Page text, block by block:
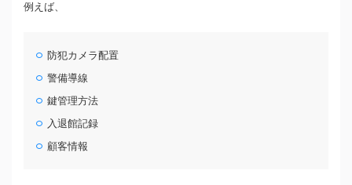
例えば、
防犯カメラ配置
警備導線
鍵管理方法
入退館記録
顧客情報